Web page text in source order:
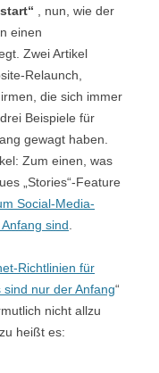
, nun, wie der
einen
Zwei Artikel
Relaunch,
die sich immer
Beispiele für
gewagt haben.
Zum einen, was
„Stories“-Feature
Social-Media-
sind
Richtlinien für
nur der Anfang“
nicht allzu
heißt es: